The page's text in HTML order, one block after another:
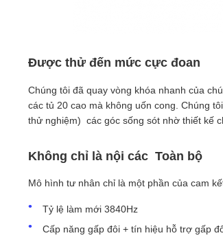
Được thử đến mức cực đoan
Chúng tôi đã quay vòng khóa nhanh của
các tủ 20 cao mà không uốn cong. Chúng
thử nghiệm) ️ các góc sống sót nhờ thiết kế
Không chỉ là nội các ️ Toàn bộ
Mô hình tư nhân chỉ là một phần của cam
Tỷ lệ làm mới 3840Hz
Cấp năng gấp đôi + tín hiệu hỗ trợ gấp